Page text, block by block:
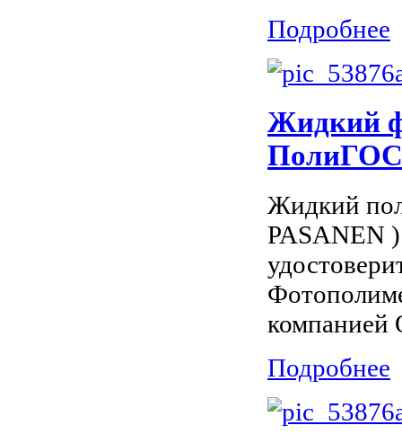
Подробнее
Жидкий
Жидкий
PASANEN )
компанией
Подробнее